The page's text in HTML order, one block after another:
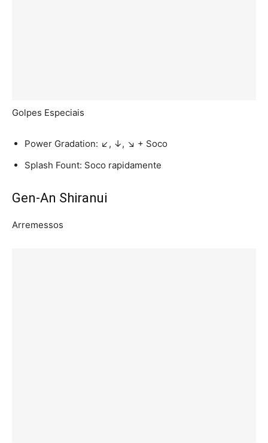
Golpes Especiais
Power Gradation: ↙, ↓, ↘ + Soco
Splash Fount: Soco rapidamente
Gen-An Shiranui
Arremessos